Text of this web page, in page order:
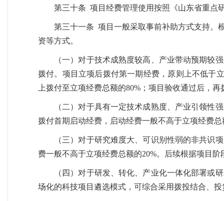
第三十条 项目经费管理使用按照《山东省重点
第三十一条 项目一般采取事前补助方式支持。
资等方式。
（一）对于技术成熟度较高、产业带动预期较
拨付。项目立项后拨付第一期经费，原则上不低于
上拨付至立项经费总额的80%；项目验收通过后，
（二）对于具有一定技术成熟度、产业引领性
拨付首期启动经费，启动经费一般不高于立项经费
（三）对于研究难度大、可识别性弱的非共识
费一般不高于立项经费总额的20%。后续根据项目
（四）对于研发、转化、产业化一体化部署或
场化的科技项目遴选模式，可综合采用拨投结合、